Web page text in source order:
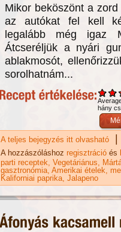
Mikor beköszönt a
az autókat fel kell
legalább még igaz
Átcseréljük a nyári
ablakmosót,
sorolhatnám...
hány
A teljes bejegyzés itt olvasható |
A hozzászóláshoz regisztráció és
parti receptek Vegetáriánus
gasztronómia Amerikai ételek
Kaliforniai paprika Jalapeno